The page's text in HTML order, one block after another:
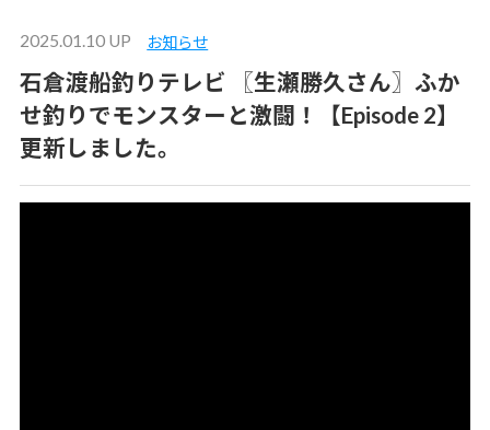
2025.01.10 UP お知らせ
石倉渡船釣りテレビ 〖生瀬勝久さん〗ふか
せ釣りでモンスターと激闘！【Episode 2】
更新しました。